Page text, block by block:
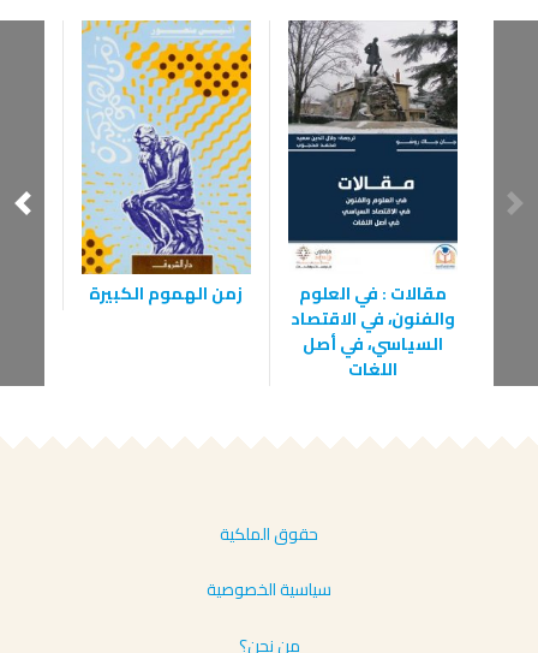
مقالات : في العلوم
والفنون، في الاقتصاد
السياسي، في أصل
اللغات
زمن الهموم الكبيرة
حقوق الملكية
سياسية الخصوصية
من نحن؟